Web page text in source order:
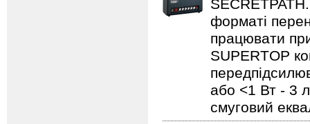
форматі
працювати
SUPERTOP
або <1 Вт - 3
смуговий